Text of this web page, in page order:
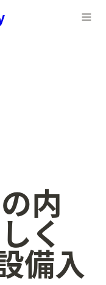
内
く
備入